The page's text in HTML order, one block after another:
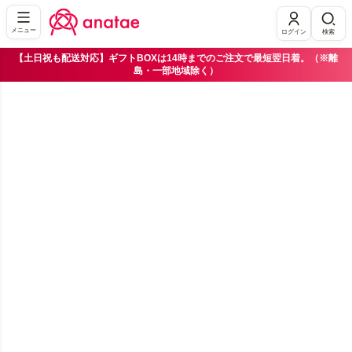
メニュー ログイン 検索
【土日祝も配送対応】ギフトBOXは14時までのご注文で最短翌日着。（※離
島・一部地域除く）